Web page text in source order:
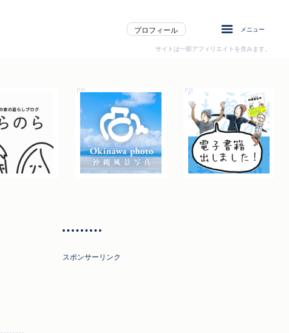
プロフィール メニュー
サイトは一部アフィリエイトを含みます。
スポンサーリンク